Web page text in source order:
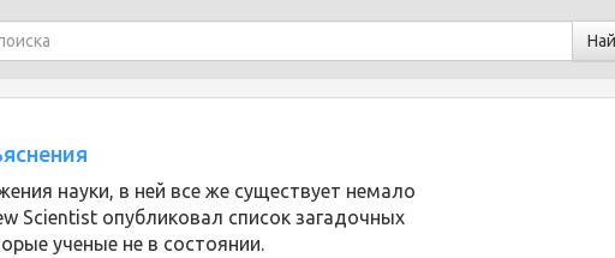
науки, в ней все же существует немало
Scientist опубликовал список загадочных
ученые не в состоянии.